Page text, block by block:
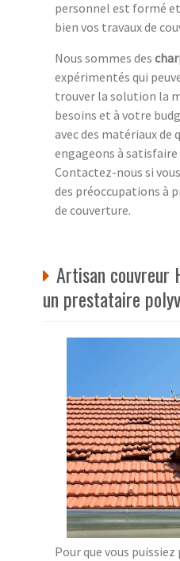
personnel est formé
bien vos travaux de
Nous sommes des
expérimentés qui
trouver la solution la
besoins et à votre
avec des matériaux de
engageons à
Contactez-nous si
des préoccupations à
de couverture.
Artisan couvreur
un prestataire
Pour que vous